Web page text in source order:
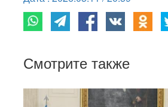
Смотрите также